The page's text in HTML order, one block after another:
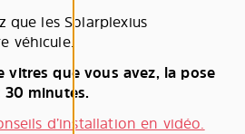
que les Solarplexius
véhicule.
vitres que vous avez, la pose
30 minutes.
d’installation en vidéo.